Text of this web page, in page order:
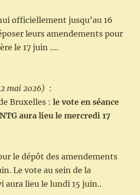
officiellement jusqu’au 16
leurs amendements pour
le 17 juin ….
mai 2026) :
Bruxelles :le vote en séance
aura lieu le mercredi 17
le dépôt des amendements
Le vote au sein de la
aura lieu le lundi 15 juin..